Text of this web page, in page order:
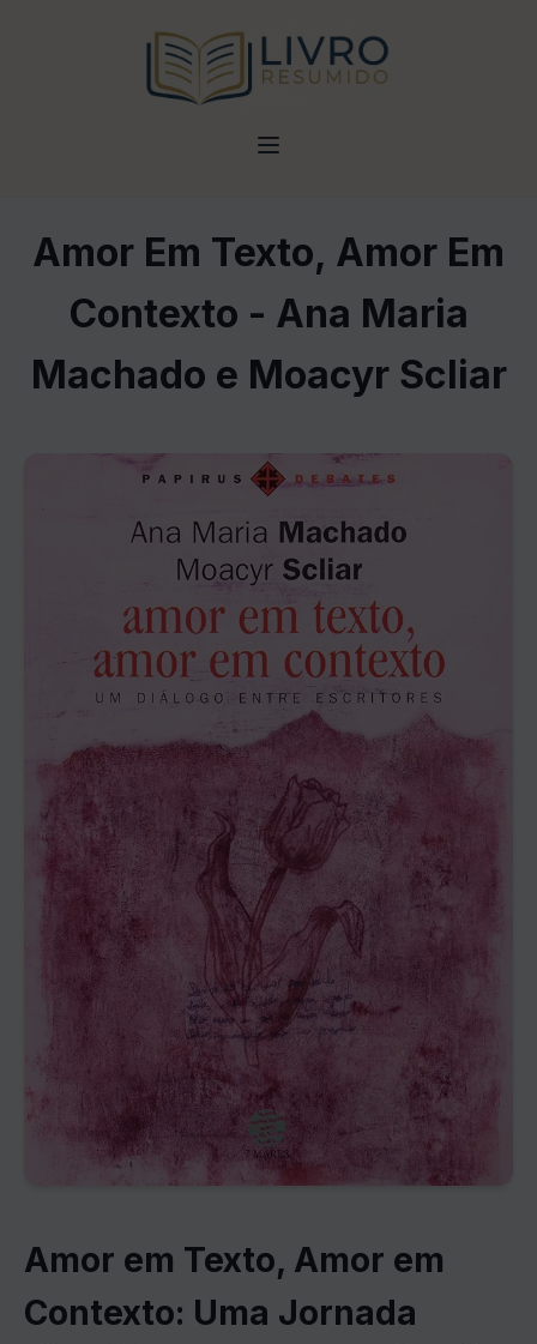
Amor Em Texto, Amor Em
Contexto - Ana Maria
Machado e Moacyr Scliar
Amor em Texto, Amor em
Contexto: Uma Jornada